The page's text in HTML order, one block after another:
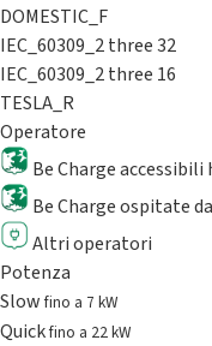
DOMESTIC_F
IEC_60309_2 three 32
IEC_60309_2 three 16
TESLA_R
Operatore
Be Charge accessibili
Be Charge ospitate
Altri operatori
Potenza
Slowfino a 7 kW
Quickfino a 22 kW